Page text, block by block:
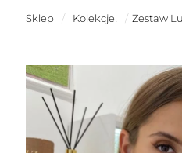
Sklep / Kolekcje! / Zestaw